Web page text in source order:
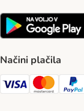
Načini plačila
Visa Payment Method
MasterCard